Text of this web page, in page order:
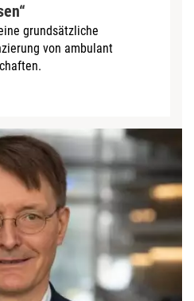
grundsätzliche
von ambulant